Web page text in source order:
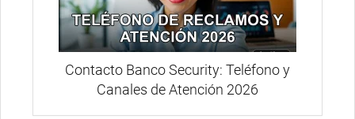
Contacto Banco Security: Teléfono y
Canales de Atención 2026